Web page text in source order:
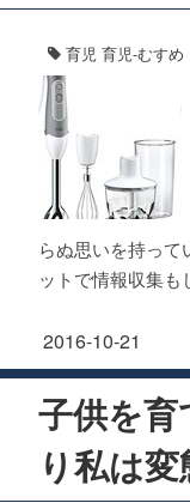
育児 育児-むすめ
らぬ思いを持っ
ットで情報収集
2016-10-21
子供を
り私は